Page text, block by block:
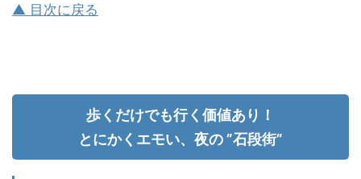
▲ 目次に戻る
歩くだけでも行く価値あり！
とにかくエモい、夜の ”石段街”